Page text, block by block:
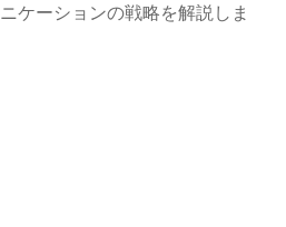
ケーションの戦略を解説しま